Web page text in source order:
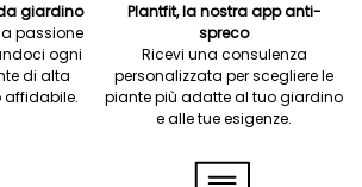
giardino
passione
ogni
di alta
affidabile.
Plantfit, la nostra app anti-
spreco
Ricevi una consulenza
personalizzata per scegliere le
piante più adatte al tuo giardino
e alle tue esigenze.